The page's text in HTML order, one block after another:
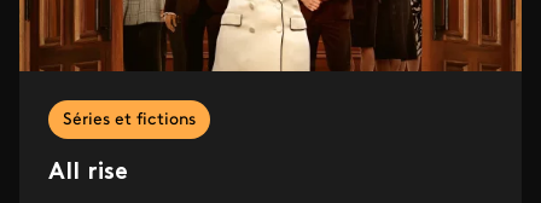
Séries et fictions
All rise